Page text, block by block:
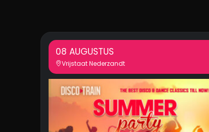
08 AUGUSTUS
Vrijstaat Nederzandt